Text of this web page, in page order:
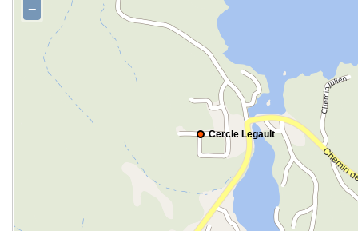
Cercle Legault
−